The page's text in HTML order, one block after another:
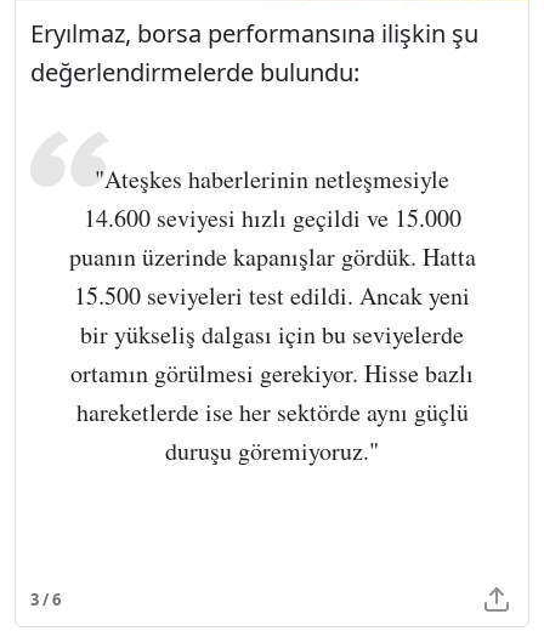
Eryılmaz, borsa performansına ilişkin şu
değerlendirmelerde bulundu:
"Ateşkes haberlerinin netleşmesiyle
14.600 seviyesi hızlı geçildi ve 15.000
puanın üzerinde kapanışlar gördük. Hatta
15.500 seviyeleri test edildi. Ancak yeni
bir yükseliş dalgası için bu seviyelerde
ortamın görülmesi gerekiyor. Hisse bazlı
hareketlerde ise her sektörde aynı güçlü
duruşu göremiyoruz."
3 / 6